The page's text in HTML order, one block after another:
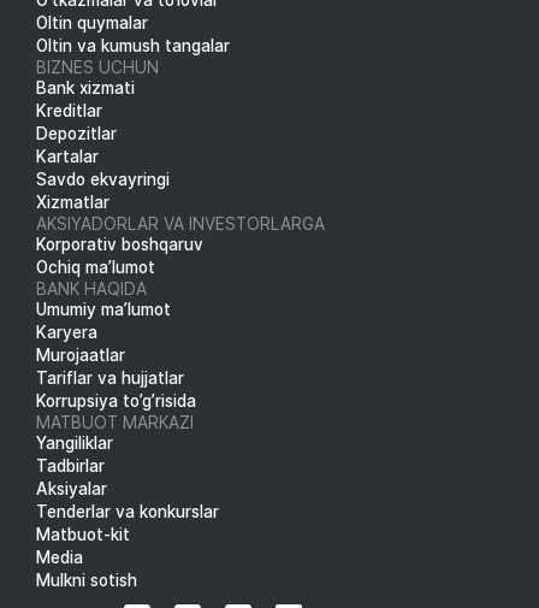
Oltin quymalar
Oltin va kumush tangalar
BIZNES UCHUN
Bank xizmati
Kreditlar
Depozitlar
Kartalar
Savdo ekvayringi
Xizmatlar
AKSIYADORLAR VA INVESTORLARGA
Korporativ boshqaruv
Ochiq ma’lumot
BANK HAQIDA
Umumiy ma’lumot
Karyera
Murojaatlar
Tariflar va hujjatlar
Korrupsiya to’g’risida
MATBUOT MARKAZI
Yangiliklar
Tadbirlar
Aksiyalar
Tenderlar va konkurslar
Matbuot-kit
Media
Mulkni sotish